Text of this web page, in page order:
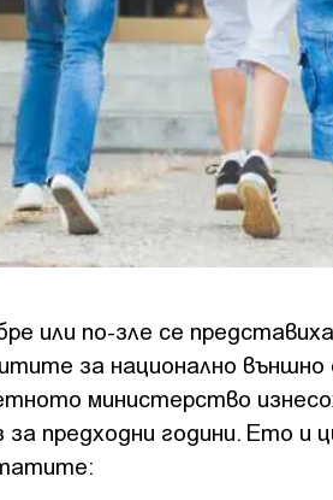
или по-зле се
за национално
министерство
за предходни години. Ето